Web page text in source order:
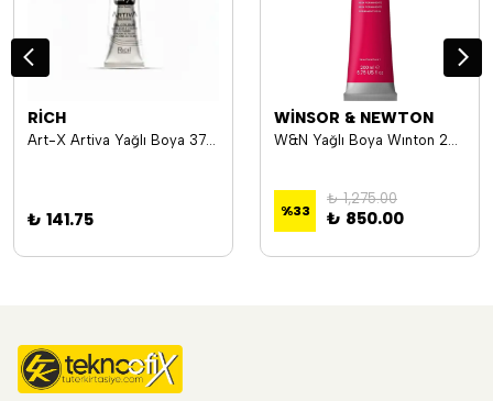
RİCH
Art-X Artiva Yağlı Boya 37ml 408 Raw Umber
₺ 141.75
WİNSOR & NEWTON
W&N Yağlı Boya Wınton 200 Ml Permanent Rose 502 (49) Wn-1437502
%33
₺ 1,275.00
₺ 850.00